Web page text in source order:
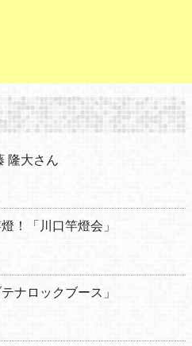
隆大さん
！「川口竿燈会」
ナロックブース」